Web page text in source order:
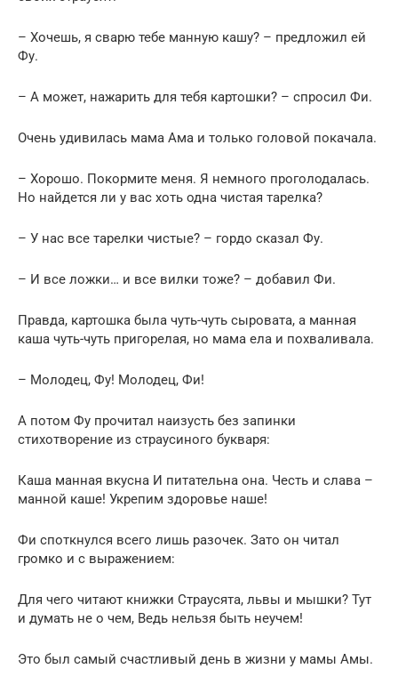
– Хочешь, я сварю тебе манную кашу? – предложил ей
Фу.
– А может, нажарить для тебя картошки? – спросил Фи.
Очень удивилась мама Ама и только головой покачала.
– Хорошо. Покормите меня. Я немного проголодалась.
Но найдется ли у вас хоть одна чистая тарелка?
– У нас все тарелки чистые? – гордо сказал Фу.
– И все ложки… и все вилки тоже? – добавил Фи.
Правда, картошка была чуть-чуть сыровата, а манная
каша чуть-чуть пригорелая, но мама ела и похваливала.
– Молодец, Фу! Молодец, Фи!
А потом Фу прочитал наизусть без запинки
стихотворение из страусиного букваря:
Каша манная вкусна И питательна она. Честь и слава –
манной каше! Укрепим здоровье наше!
Фи споткнулся всего лишь разочек. Зато он читал
громко и с выражением:
Для чего читают книжки Страусята, львы и мышки? Тут
и думать не о чем, Ведь нельзя быть неучем!
Это был самый счастливый день в жизни у мамы Амы.